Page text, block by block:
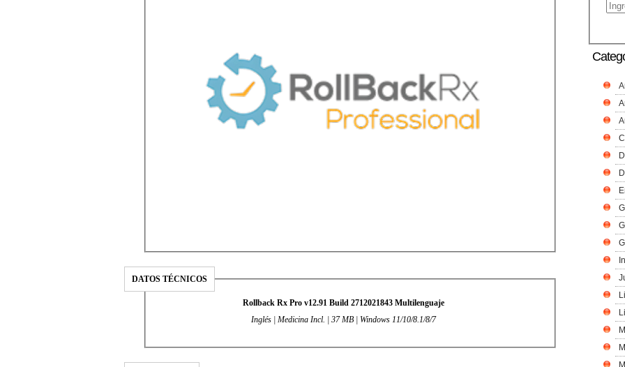
DATOS TÉCNICOS
Rollback Rx Pro v12.91 Build 2712021843 Multilenguaje
Inglés | Medicina Incl. | 37 MB | Windows 11/10/8.1/8/7